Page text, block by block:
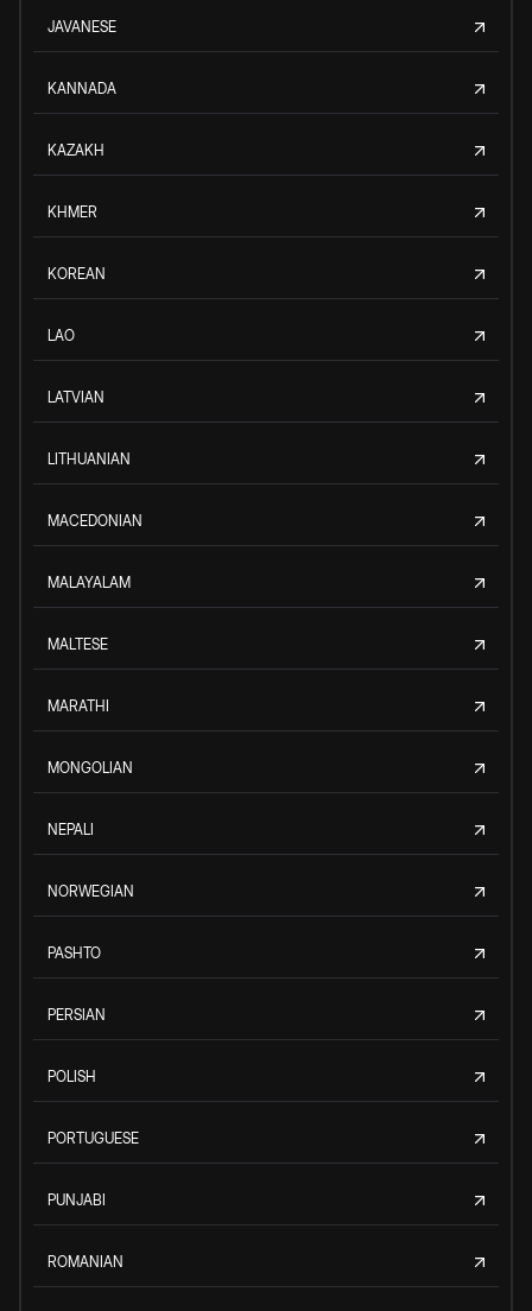
JAVANESE
KANNADA
KAZAKH
KHMER
KOREAN
LAO
LATVIAN
LITHUANIAN
MACEDONIAN
MALAYALAM
MALTESE
MARATHI
MONGOLIAN
NEPALI
NORWEGIAN
PASHTO
PERSIAN
POLISH
PORTUGUESE
PUNJABI
ROMANIAN